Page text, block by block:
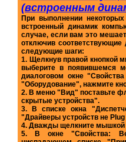
(встроенным
При выполнении
встроенный динамик
случае, если вам это
отключив
следующие шаги:
1. Щелкнув правой кнопкой
выберите в появившемся
диалоговом окне
"Оборудование", нажмите
2. В меню "Вид" поставьте
скрытые устройства".
3. В списке окна
"Драйверы устройств не
4. Дважды щелкните мышкой
5. В окне "Свойства: